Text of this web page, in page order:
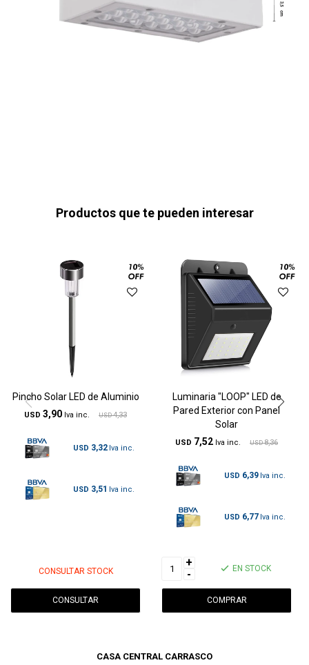
Productos que te pueden interesar
Pincho Solar LED de Aluminio
USD 3,90 USD 4,33
USD 3,32
USD 3,51
CONSULTAR STOCK
CONSULTAR
Luminaria "LOOP" LED de
Pared Exterior con Panel
Solar
USD 7,52 USD 8,36
USD 6,39
USD 6,77
+
-
EN STOCK
CASA CENTRAL CARRASCO